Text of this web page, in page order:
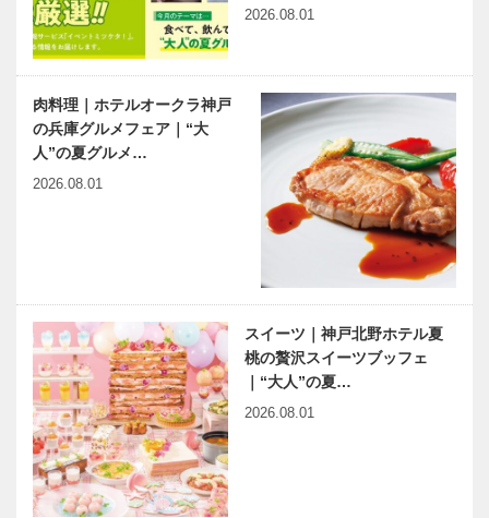
2026.08.01
肉料理｜ホテルオークラ神戸
の兵庫グルメフェア｜“大
人”の夏グルメ…
2026.08.01
スイーツ｜神戸北野ホテル夏
桃の贅沢スイーツブッフェ
｜“大人”の夏…
2026.08.01